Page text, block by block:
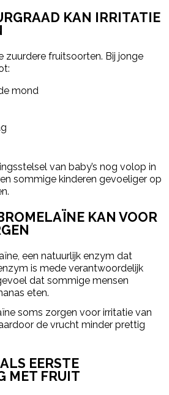
KAN IRRITATIE
zuurdere fruitsoorten. Bij jonge
mond
van baby’s nog volop in
sommige kinderen gevoeliger op
KAN VOOR
een natuurlijk enzym dat
is mede verantwoordelijk
dat sommige mensen
eten.
soms zorgen voor irritatie van
de vrucht minder prettig
EERSTE
MET FRUIT